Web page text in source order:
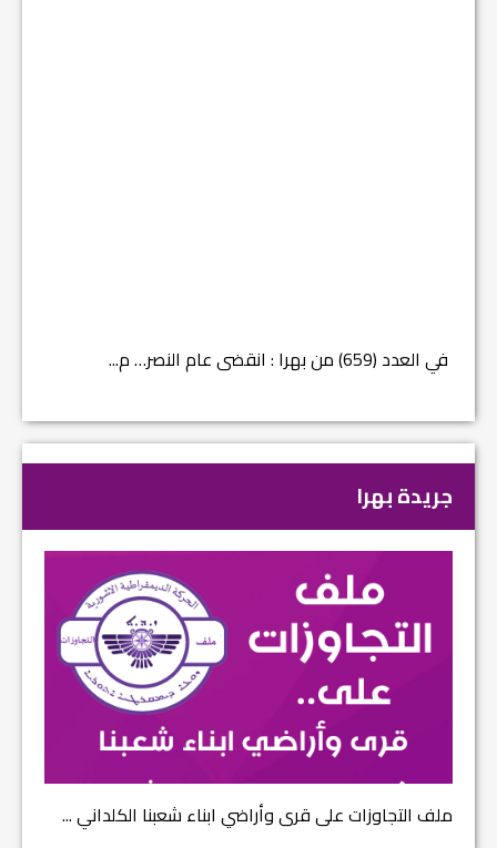
في العدد (659) من بهرا : انقضى عام النصر… م...
جريدة بهرا
ملف التجاوزات على قرى وأراضي ابناء شعبنا الكلداني ...